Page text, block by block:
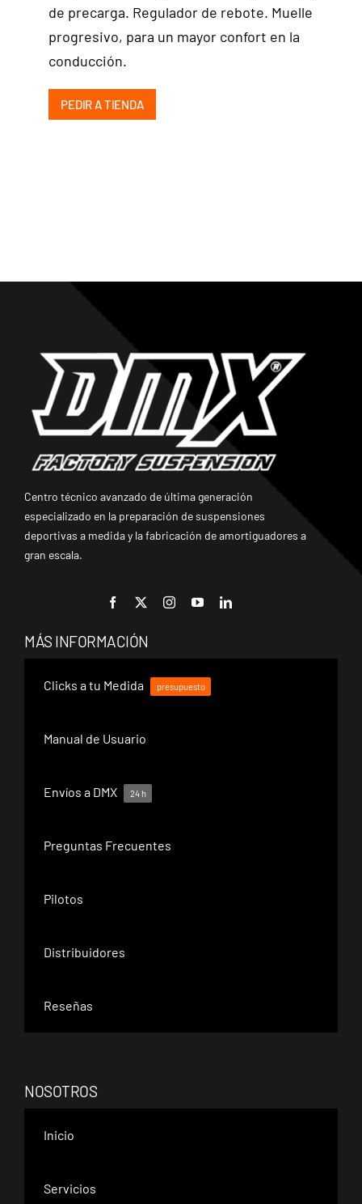
de precarga. Regulador de rebote. Muelle
progresivo, para un mayor confort en la
conducción.
PEDIR A TIENDA
Centro técnico avanzado de última generación
especializado en la preparación de suspensiones
deportivas a medida y la fabricación de amortiguadores a
gran escala.
NOSOTROS
Inicio
Servicios
MÁS INFORMACIÓN
Clicks a tu Medida presupuesto
Manual de Usuario
Envíos a DMX 24 h
Preguntas Frecuentes
Pilotos
Distribuidores
Reseñas